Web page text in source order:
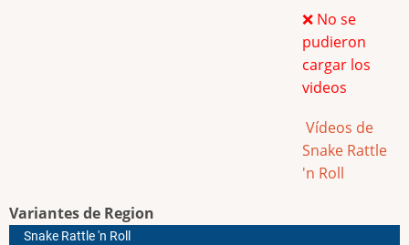
❌ No se
pudieron
cargar los
videos
Vídeos de
Snake Rattle
'n Roll
Variantes de Region
Snake Rattle 'n Roll